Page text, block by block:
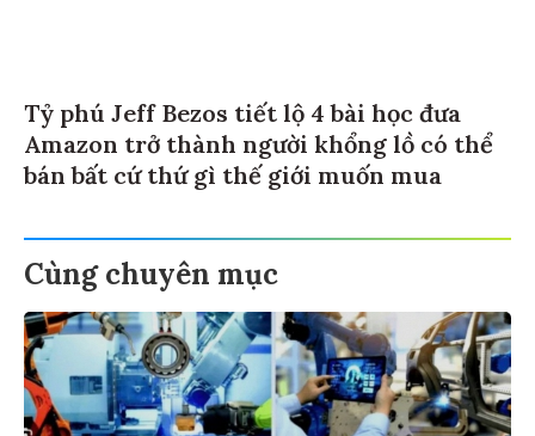
Tỷ phú Jeff Bezos tiết lộ 4 bài học đưa
Amazon trở thành người khổng lồ có thể
bán bất cứ thứ gì thế giới muốn mua
Cùng chuyên mục